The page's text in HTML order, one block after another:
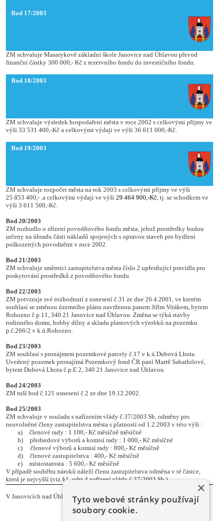
Bod 17/2003
ZM schvaluje Masarykově základní škole Janovice nad Úhlavou převod
finanční částky 300 000,- Kč z rezervního fondu do investičního fondu.
Bod 18/2003
ZM schvaluje výsledek hospodaření města v roce 2002 s celkovými příjmy ve
výši 33 531 400,-Kč a celkovými výdaji ve výši 36 611 000,-Kč.
Bod 19/2003
ZM schvaluje rozpočet města na rok 2003 s celkovými příjmy ve výši
25 853 400,- .a celkovými výdaji ve výši29 464 900,-Kč, tj. se schodkem ve
výši 3 611 500,-Kč.
Bod 20/2003
ZM rozhodlo o zřízení povodňového fondu města, jehož prostředky budou
určeny na úhradu části nákladů spojených s opravou staveb pro bydlení
poškozených povodněmi v roce 2002.
Bod 21/2003
ZM schvaluje směrnici zastupitelstva města číslo 2upřesňující pravidla pro
poskytování prostředků z povodňového fondu
Bod 22/2003
ZM potvrzuje své rozhodnutí z usnesení č.31 ze dne 26.4.2001, ve kterém
souhlasí se změnou územního plánu navrženou panem Jiřím Vitákem, bytem
Rohozno č.p.11, 340 21 Janovice nad Úhlavou. Změna se týká stavby
rodinného domu, hobby dílny a skladu plastových výrobků na pozemku
p.č.266/2 v k.ú.Rohozno.
Bod 23/2003
ZM souhlasí s pronájmem pozemkové parcely č.17 v k.ú.Dubová Lhota.
Uvedený pozemek pronajímá Pozemkový fond ČR paní Martě Sabathilové,
bytem Dubová Lhota č.p.E 2, 340 21 Janovice nad Úhlavou.
Bod 24/2003
ZM ruší bod č.121 usnesení č.2 ze dne 19.12.2002.
Bod 25/2003
ZM schvaluje v souladu s nařízením vlády č.37/2003 Sb. odměny pro
neuvolněné členy zastupitelstva města s platností od 1.2.2003 v této výši :
a)
členové rady : 1 100,- Kč měsíčně měsíčně
b)
předsedové výborů a komisí rady : 1 000,- Kč měsíčně
c)
členové výborů a komisí rady : 800,- Kč měsíčně
d)
členové zastupitelstva : 400,- Kč měsíčně
e)
místostarosta : 5 600,- Kč měsíčně
V případě souběhu nároků náleží členu zastupitelstva odměna v té částce,
která je nejvyšší (viz.§1, odst.4 nařízení vlády č.37/2003 Sb.)
V Janovicích nad Úhlavou 21.2.2003.
×
Tyto webové stránky používají
soubory cookie.